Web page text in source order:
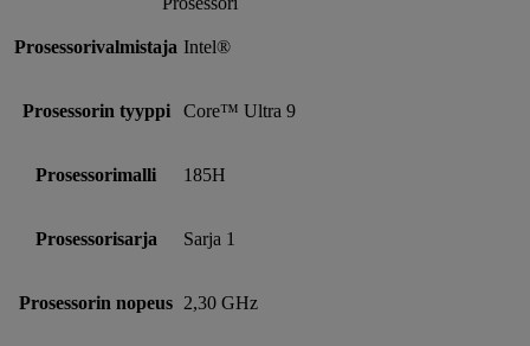
Prosessorivalmistaja Intel®
Prosessorin tyyppi Core™ Ultra 9
Prosessorimalli 185H
Prosessorisarja Sarja 1
Prosessorin nopeus 2,30 GHz